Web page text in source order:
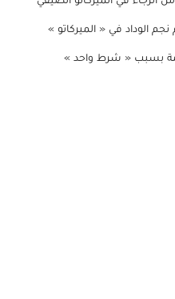
الوداد في « الميركاتو »
بسبب « شرط واحد »